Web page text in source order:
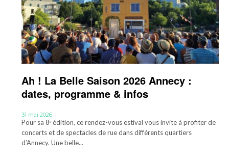
Ah ! La Belle Saison 2026 Annecy :
dates, programme & infos
31 mai 2026
Pour sa 8ᵉ édition, ce rendez-vous estival vous invite à profiter de
concerts et de spectacles de rue dans différents quartiers
d’Annecy. Une belle...